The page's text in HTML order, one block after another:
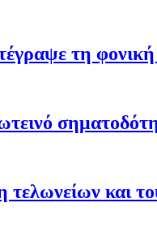
τη
τελωνείων και